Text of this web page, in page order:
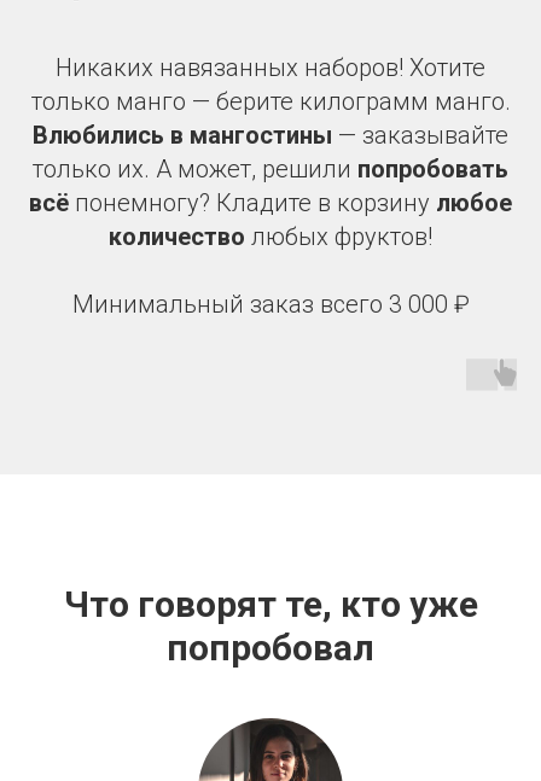
Никаких навязанных наборов! Хотите
только манго — берите килограмм манго.
Влюбились в мангостины — заказывайте
только их. А может, решили попробовать
всё понемногу? Кладите в корзину любое
количество любых фруктов!
Минимальный заказ всего 3 000 ₽
Что говорят те, кто уже
попробовал